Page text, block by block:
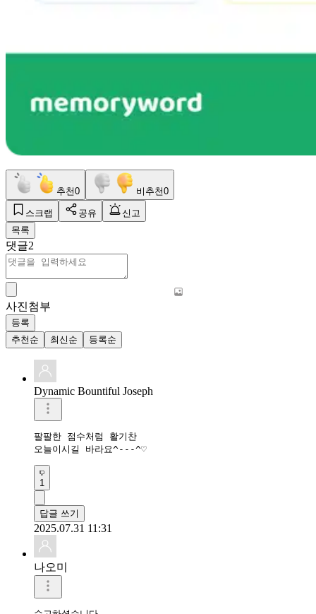
추천0 비추천0
스크랩 공유
신고
목록
댓글2
사진첨부
등록
추천순
최신순 등록순
Dynamic Bountiful Joseph
팔팔한 점수처럼 활기찬
오늘이시길 바라요^---^♡
1
답글 쓰기
2025.07.31 11:31
나오미